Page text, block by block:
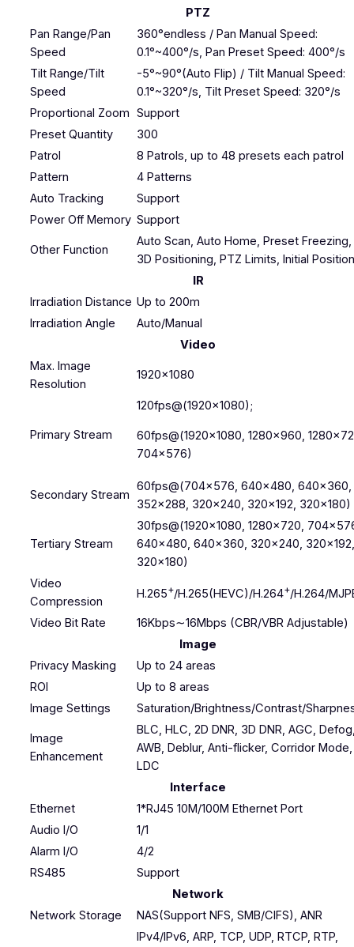
PTZ
Pan Range/Pan
Speed
360°endless / Pan Manual Speed:
0.1°~400°/s, Pan Preset Speed: 400°/s
Tilt Range/Tilt
Speed
-5°~90°(Auto Flip) / Tilt Manual Speed:
0.1°~320°/s, Tilt Preset Speed: 320°/s
Proportional Zoom Support
Preset Quantity
300
Patrol
8 Patrols, up to 48 presets each patrol
Pattern
4 Patterns
Auto Tracking
Support
Power Off Memory Support
Other Function
Auto Scan, Auto Home, Preset Freezing,
3D Positioning, PTZ Limits, Initial Position
IR
Irradiation Distance Up to 200m
Irradiation Angle
Auto/Manual
Video
Max. Image
Resolution
1920×1080
Primary Stream
120fps@(1920×1080);
60fps@(1920×1080, 1280×960,
704×576)
Secondary Stream
60fps@(704×576, 640×480, 640×360,
352×288, 320×240, 320×192, 320×180)
Tertiary Stream
30fps@(1920×1080, 1280×720,
640×480, 640×360, 320×240, 320×192,
320×180)
Video
Compression
H.265+/H.265(HEVC)/H.264+/H.264/
Video Bit Rate
16Kbps∼16Mbps (CBR/VBR Adjustable)
Image
Privacy Masking
Up to 24 areas
ROI
Up to 8 areas
Image Settings
Saturation/Brightness/Contrast/
Image
Enhancement
BLC, HLC, 2D DNR, 3D DNR, AGC,
AWB, Deblur, Anti-flicker, Corridor Mode,
LDC
Interface
Ethernet
1*RJ45 10M/100M Ethernet Port
Audio I/O
1/1
Alarm I/O
4/2
RS485
Support
Network
Network Storage
NAS(Support NFS, SMB/CIFS), ANR
IPv4/IPv6, ARP, TCP, UDP, RTCP, RTP,